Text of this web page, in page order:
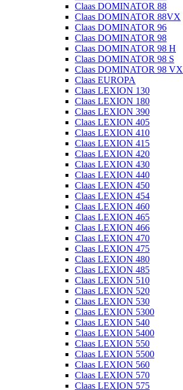
Claas DOMINATOR 88
Claas DOMINATOR 88VX
Claas DOMINATOR 96
Claas DOMINATOR 98
Claas DOMINATOR 98 H
Claas DOMINATOR 98 S
Claas DOMINATOR 98 VX
Claas EUROPA
Claas LEXION 130
Claas LEXION 180
Claas LEXION 390
Claas LEXION 405
Claas LEXION 410
Claas LEXION 415
Claas LEXION 420
Claas LEXION 430
Claas LEXION 440
Claas LEXION 450
Claas LEXION 454
Claas LEXION 460
Claas LEXION 465
Claas LEXION 466
Claas LEXION 470
Claas LEXION 475
Claas LEXION 480
Claas LEXION 485
Claas LEXION 510
Claas LEXION 520
Claas LEXION 530
Claas LEXION 5300
Claas LEXION 540
Claas LEXION 5400
Claas LEXION 550
Claas LEXION 5500
Claas LEXION 560
Claas LEXION 570
Claas LEXION 575